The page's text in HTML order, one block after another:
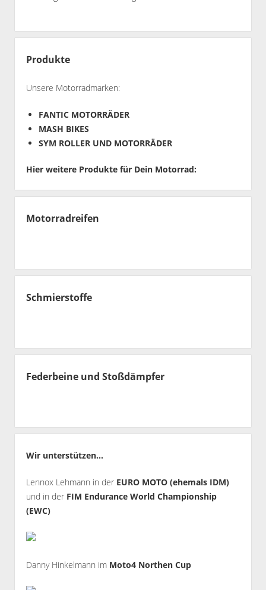
Produkte
Unsere Motorradmarken:
FANTIC MOTORRÄDER
MASH BIKES
SYM ROLLER UND MOTORRÄDER
Hier weitere Produkte für Dein Motorrad:
Motorradreifen
Schmierstoffe
Federbeine und Stoßdämpfer
Wir unterstützen...
Lennox Lehmann in der EURO MOTO (ehemals IDM)
und in der FIM Endurance World Championship
(EWC)
Danny Hinkelmann im Moto4 Northen Cup